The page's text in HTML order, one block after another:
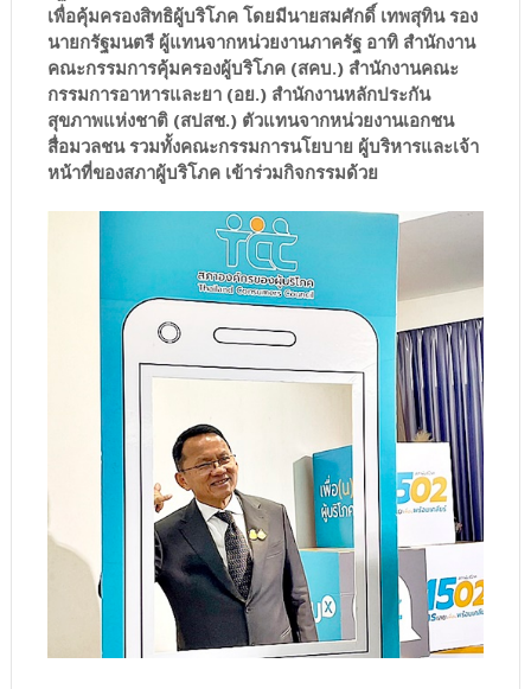
เพื่อคุ้มครองสิทธิผู้บริโภค โดยมีนายสมศักดิ์ เทพสุทิน รอง
นายกรัฐมนตรี ผู้แทนจากหน่วยงานภาครัฐ อาทิ สำนักงาน
คณะกรรมการคุ้มครองผู้บริโภค (สคบ.) สำนักงานคณะ
กรรมการอาหารและยา (อย.) สำนักงานหลักประกัน
สุขภาพแห่งชาติ (สปสช.) ตัวแทนจากหน่วยงานเอกชน
สื่อมวลชน รวมทั้งคณะกรรมการนโยบาย ผู้บริหารและเจ้า
หน้าที่ของสภาผู้บริโภค เข้าร่วมกิจกรรมด้วย